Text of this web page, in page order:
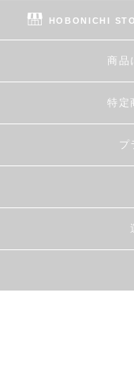
HOBONICHI
商品
特定
プ